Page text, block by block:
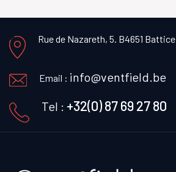
Rue de Nazareth, 5. B4651 Battice
Email : info@ventfield.be
Tel : +32(0) 87 69 27 80